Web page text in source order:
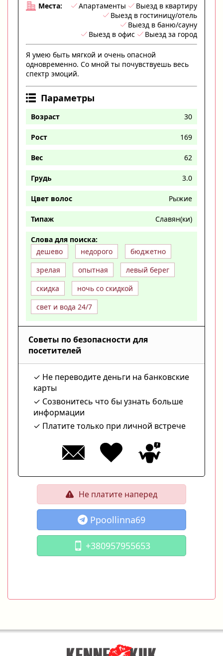
Места: Апартаменты
Выезд в квартиру
Выезд в гостиницу/отель
Выезд в баню/сауну
Выезд в офис
Выезд за город
Я умею быть мягкой и очень опасной
одновременно. Со мной ты почувствуешь весь
спектр эмоций.
Параметры
Возраст 30
Рост 169
Вес 62
Грудь 3.0
Цвет волос Рыжие
Типаж Славян(ки)
Слова для поиска:
дешево
недорого
бюджетно
зрелая
опытная
левый берег
скидка
ночь со скидкой
свет и вода 24/7
Советы по безопасности для
посетителей
Не переводите деньги на банковские
карты
Созвонитесь что бы узнать больше
информации
Платите только при личной встрече
Не платите наперед
Ppoollinna69
+380957955653